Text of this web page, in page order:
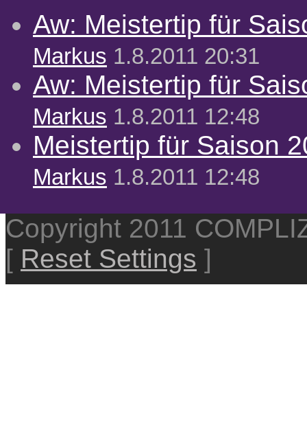
Aw: Meistertip für
Markus 1.8.2011 20:31
Aw: Meistertip für
Markus 1.8.2011 12:48
Meistertip für Saison
Markus 1.8.2011 12:48
Copyright 2011
[ Reset Settings ]